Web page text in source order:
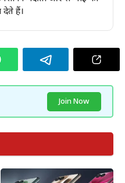
देते हैं।
Join Now